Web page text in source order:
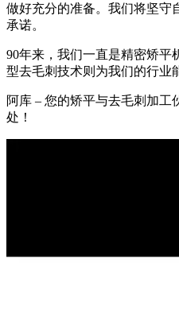
做好充分的准备。我们将坚守
承诺。
90年来，我们一直是精密矫平
型去毛刺技术则为我们的行业
阿库 – 您的矫平与去毛刺加工
处！